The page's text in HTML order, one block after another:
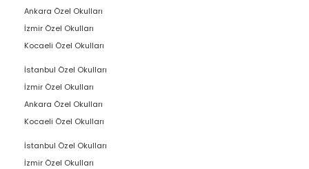
Ankara Özel Okulları
İzmir Özel Okulları
Kocaeli Özel Okulları
İstanbul Özel Okulları
İzmir Özel Okulları
Ankara Özel Okulları
Kocaeli Özel Okulları
İstanbul Özel Okulları
İzmir Özel Okulları